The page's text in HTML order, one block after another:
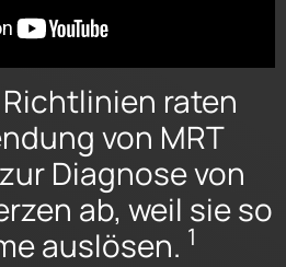
raten
von MRT
Diagnose von
ab, weil sie so
auslösen. 1